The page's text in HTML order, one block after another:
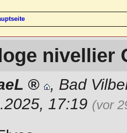
nivellier
, Bad
17:19 (vor